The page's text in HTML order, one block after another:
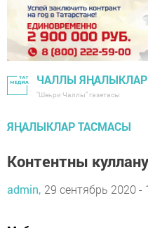
ЧАЛЛЫ
"Шәһри Чаллы" газетасы
ЯҢАЛЫКЛАР ТАСМАСЫ
Контентны
admin, 29 сентябрь 2020 -